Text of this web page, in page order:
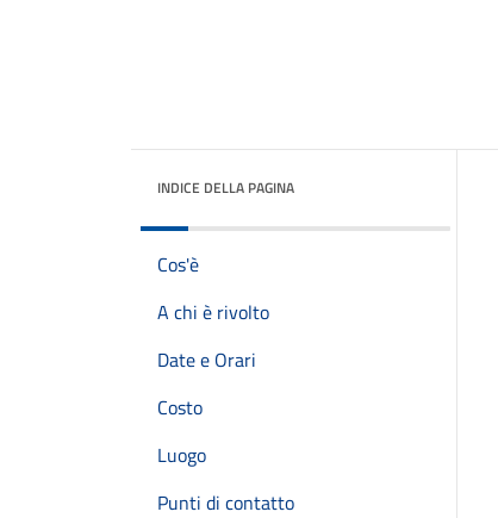
INDICE DELLA PAGINA
Cos'è
A chi è rivolto
Date e Orari
Costo
Luogo
Punti di contatto